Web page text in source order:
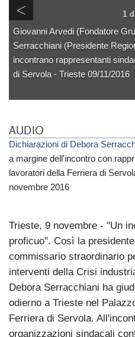
< 1
Giovanni Arvedi (Fondatore
Serracchiani (Presidente
incontrano rappresentanti
di Servola - Trieste 09/11/2016
AUDIO
Dichiarazioni di Debora
a margine dell'incontro con
lavoratori della Ferriera di
novembre 2016
Trieste, 9 novembre - "Un
proficuo". Così la
commissario straordinario
interventi della Crisi
Debora Serracchiani ha
odierno a Trieste nel
Ferriera di Servola.
organizzazioni sindacali